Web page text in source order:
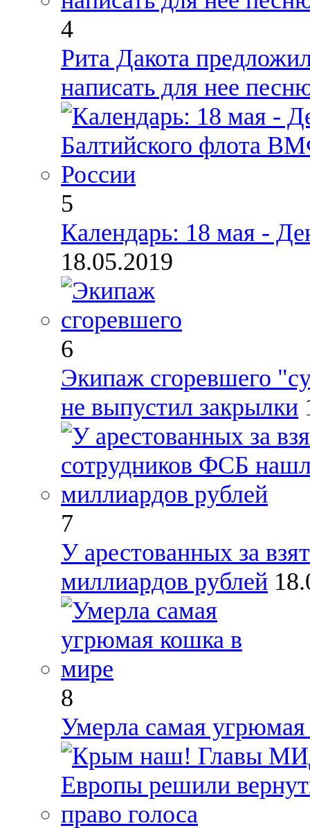
4
Рита Дакота
написать для нее
5
Календарь: 18 мая -
18.05.2019
6
Экипаж сгоревшего
не выпустил закрылки
7
У арестованных за
миллиардов рублей
8
Умерла самая